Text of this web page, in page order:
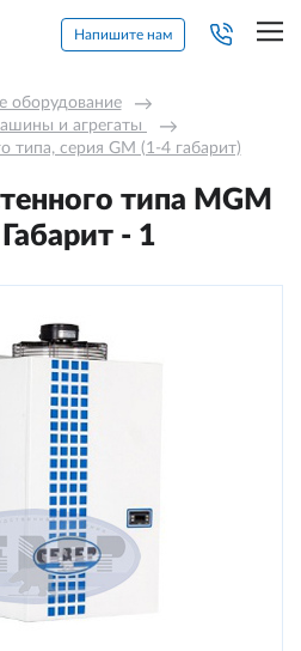
Напишите нам
оборудование →
и агрегаты →
типа, серия GM (1-4 габарит)
типа MGM
- 1